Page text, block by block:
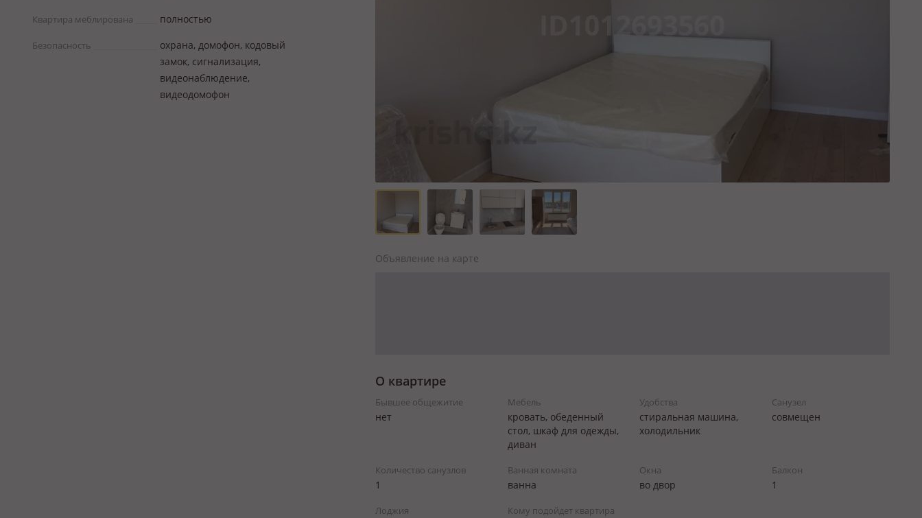
Квартира меблирована полностью
Безопасность
охрана, домофон, кодовый
замок, сигнализация,
видеонаблюдение,
видеодомофон
Объявление на карте
О квартире
Бывшее общежитие
нет
Мебель
кровать, обеденный
стол, шкаф для одежды,
диван
Удобства
стиральная машина,
холодильник
Санузел
совмещен
Количество санузлов
1
Ванная комната
ванна
Окна
во двор
Балкон
1
Лоджия Кому подойдет квартира